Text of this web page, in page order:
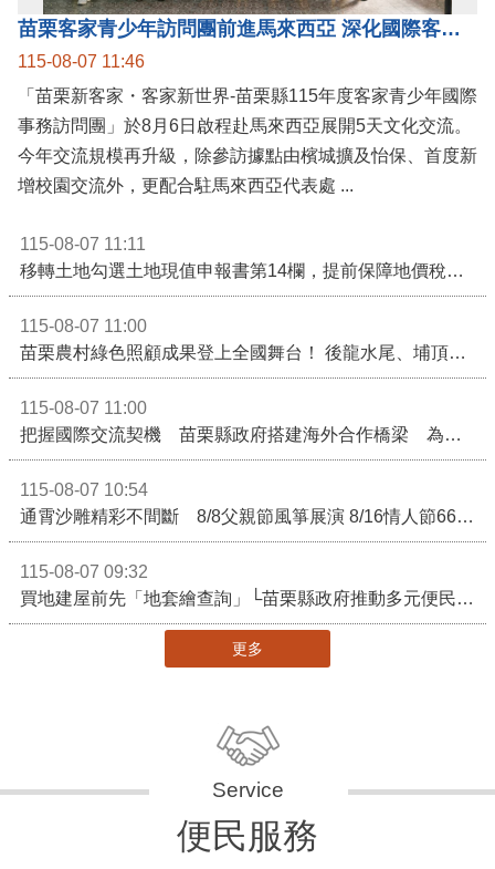
苗栗客家青少年訪問團前進馬來西亞 深化國際客家文化交流
115-08-07 11:46
「苗栗新客家・客家新世界-苗栗縣115年度客家青少年國際
事務訪問團」於8月6日啟程赴馬來西亞展開5天文化交流。
今年交流規模再升級，除參訪據點由檳城擴及怡保、首度新
115-08-07 11:11
115-08-07 11:00
115-08-07 11:00
115-08-07 10:54
115-08-07 09:32
更多
便民服務